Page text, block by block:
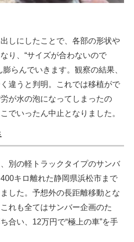
しにしたことで、各部の形状や
り、“サイズが合わないので
らんでいきます。観察の結果、
違うと判明。これでは移植がで
が水の泡になってしまったの
でいったん中止となりました。
別の軽トラックタイプのサンバ
キロ離れた静岡県浜松市まで
した。予想外の長距離移動とな
れも全てはサンバー企画のた
合い、12万円で“極上の車”を手